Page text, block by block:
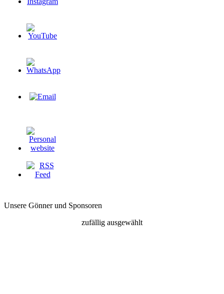
Unsere Gönner und Sponsoren
zufällig ausgewählt